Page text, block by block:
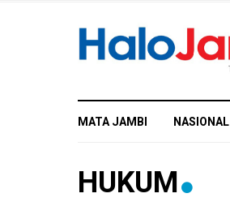
MATA JAMBI NASIONAL
HUKUM